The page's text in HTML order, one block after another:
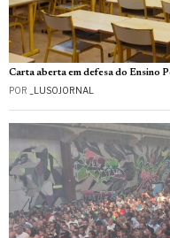
Carta aberta em defesa do Ensino
POR _LUSOJORNAL